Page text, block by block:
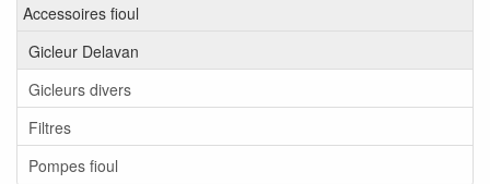
Accessoires fioul
Gicleur Delavan
Gicleurs divers
Filtres
Pompes fioul